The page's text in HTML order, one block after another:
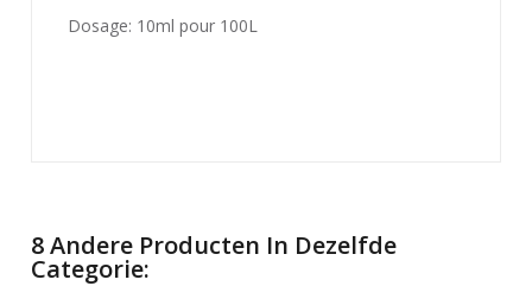
Dosage: 10ml pour 100L
8 Andere Producten In Dezelfde
Categorie: